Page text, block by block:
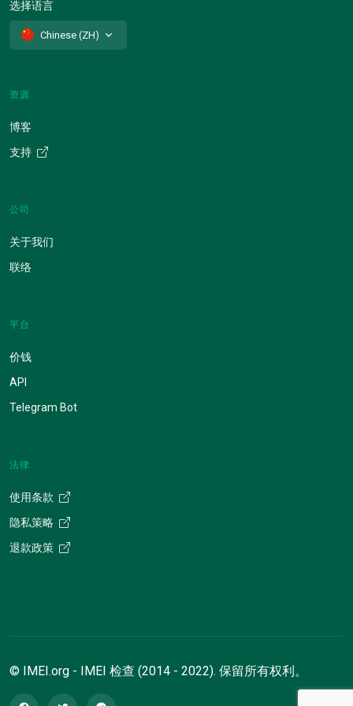
选择语言
Chinese (ZH)
资源
博客
支持
公司
关于我们
联络
平台
价钱
API
Telegram Bot
法律
使用条款
隐私策略
退款政策
© IMEI.org - IMEI 检查 (2014 - 2022). 保留所有权利。